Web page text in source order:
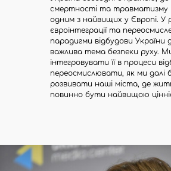
смертності та травматизму
одним з найвищих у Європі. У
євроінтеграції та
парадигми відбудови України
важлива тема безпеки руху.
інтегровувати її в процеси
переосмислювати, як ми далі
розвивати наші міста, де
повинно бути найвищою